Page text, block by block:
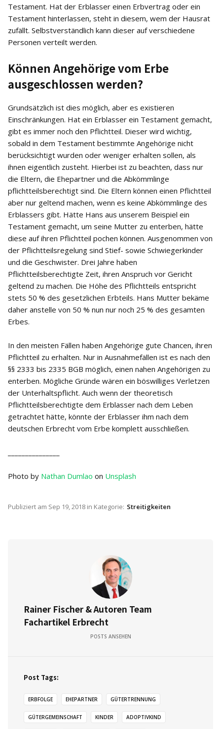
Testament. Hat der Erblasser einen Erbvertrag oder ein
Testament hinterlassen, steht in diesem, wem der Hausrat
zufällt. Selbstverständlich kann dieser auf verschiedene
Personen verteilt werden.
Können Angehörige vom Erbe
ausgeschlossen werden?
Grundsätzlich ist dies möglich, aber es existieren
Einschränkungen. Hat ein Erblasser ein Testament gemacht,
gibt es immer noch den Pflichtteil. Dieser wird wichtig,
sobald in dem Testament bestimmte Angehörige nicht
berücksichtigt wurden oder weniger erhalten sollen, als
ihnen eigentlich zusteht. Hierbei ist zu beachten, dass nur
die Eltern, die Ehepartner und die Abkömmlinge
pflichtteilsberechtigt sind. Die Eltern können einen Pflichtteil
aber nur geltend machen, wenn es keine Abkömmlinge des
Erblassers gibt. Hätte Hans aus unserem Beispiel ein
Testament gemacht, um seine Mutter zu enterben, hätte
diese auf ihren Pflichtteil pochen können. Ausgenommen von
der Pflichtteilsregelung sind Stief- sowie Schwiegerkinder
und die Geschwister. Drei Jahre haben
Pflichtteilsberechtigte Zeit, ihren Anspruch vor Gericht
geltend zu machen. Die Höhe des Pflichtteils entspricht
stets 50 % des gesetzlichen Erbteils. Hans Mutter bekäme
daher anstelle von 50 % nun nur noch 25 % des gesamten
Erbes.
In den meisten Fällen haben Angehörige gute Chancen, ihren
Pflichtteil zu erhalten. Nur in Ausnahmefällen ist es nach den
§§ 2333 bis 2335 BGB möglich, einen nahen Angehörigen zu
enterben. Mögliche Gründe wären ein böswilliges Verletzen
der Unterhaltspflicht. Auch wenn der theoretisch
Pflichtteilsberechtigte dem Erblasser nach dem Leben
getrachtet hätte, könnte der Erblasser ihm nach dem
deutschen Erbrecht vom Erbe komplett ausschließen.
Photo by Nathan Dumlao on Unsplash
Publiziert am Sep 19, 2018 in Kategorie: Streitigkeiten
Rainer Fischer & Autoren Team
Fachartikel Erbrecht
POSTS ANSEHEN
Post Tags:
ERBFOLGE EHEPARTNER GÜTERTRENNUNG
GÜTERGEMEINSCHAFT KINDER ADOPTIVKIND